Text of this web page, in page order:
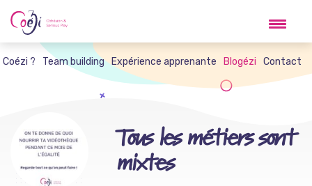
Skip
to
content
? Team building Expérience apprenante Blogézi Contact
Tous les métiers sont
mixtes